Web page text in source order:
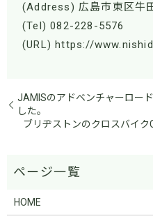
(Address) 広島市東区牛
(Tel) 082-228-5576
(URL) https://
JAMISのアドベンチャーロー
した。
ブリヂストンのクロスバイク
HOME